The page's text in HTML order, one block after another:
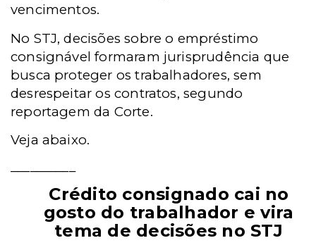
vencimentos.
No STJ, decisões sobre o empréstimo
consignável formaram jurisprudência que
busca proteger os trabalhadores, sem
desrespeitar os contratos, segundo
reportagem da Corte.
Veja abaixo.
Crédito consignado cai no
gosto do trabalhador e vira
tema de decisões no STJ